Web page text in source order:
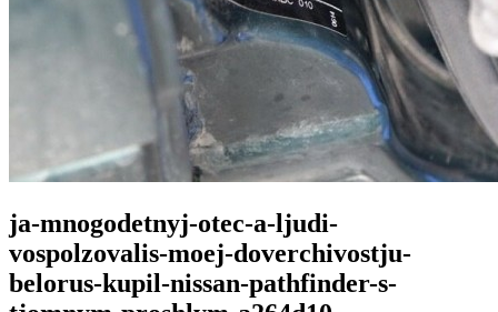
ja-mnogodetnyj-otec-a-ljudi-
vospolzovalis-moej-doverchivostju-
belorus-kupil-nissan-pathfinder-s-